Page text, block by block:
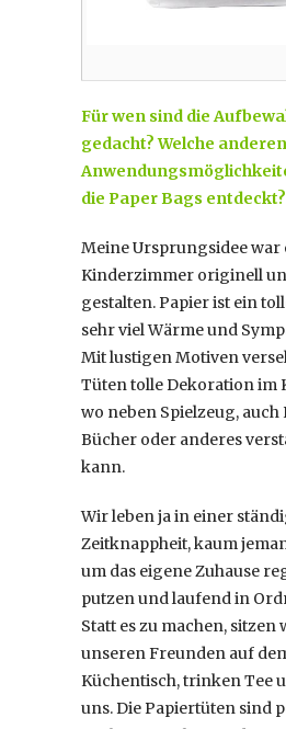
Für wen sind die
gedacht? Welche anderen
die Paper Bags entdeckt?
Meine Ursprungsidee war
Kinderzimmer originell
gestalten. Papier ist ein
sehr viel Wärme und
Mit lustigen Motiven
Tüten tolle Dekoration im
wo neben Spielzeug, auch
Bücher oder anderes
kann.
Wir leben ja in einer
Zeitknappheit, kaum
um das eigene Zuhause
putzen und laufend in
Statt es zu machen, sitzen
unseren Freunden auf
Küchentisch, trinken Tee
uns. Die Papiertüten sind